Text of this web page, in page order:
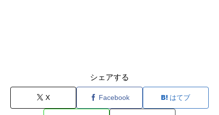
シェアする
X Facebook はてブ